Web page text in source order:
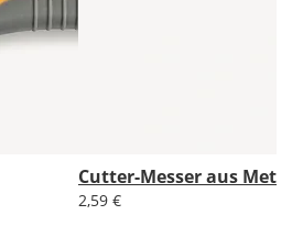
Cutter-Messer aus
2,59 €